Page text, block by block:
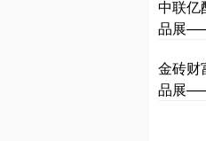
中联亿
品展
金砖财
品展